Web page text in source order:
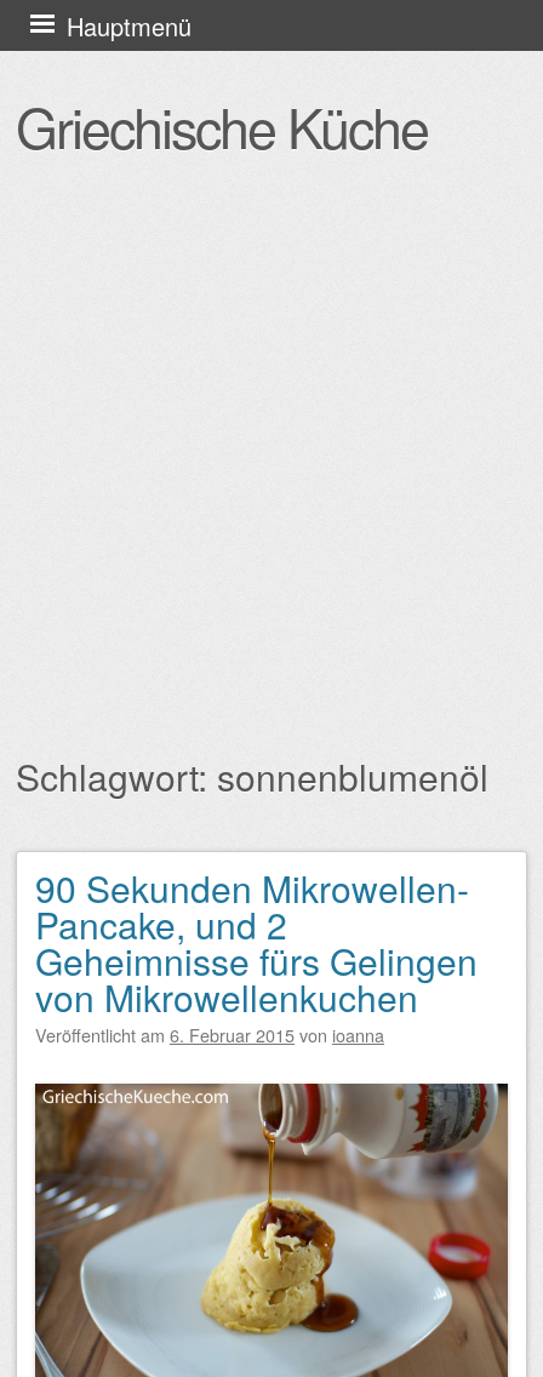
Griechische Küche
Hauptmenü
Zum
Inhalt
Schlagwort: sonnenblumenöl
Beitragsnavigation
90 Sekunden Mikrowellen-
Pancake, und 2
Geheimnisse fürs Gelingen
von Mikrowellenkuchen
Veröffentlicht am 6. Februar 2015von ioanna